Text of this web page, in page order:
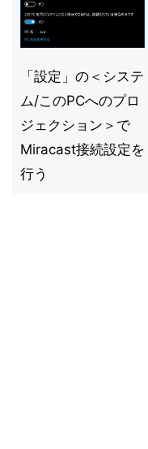
「設定」の＜システ
ム/このPCへのプロ
ジェクション＞で
Miracast接続設定を
行う